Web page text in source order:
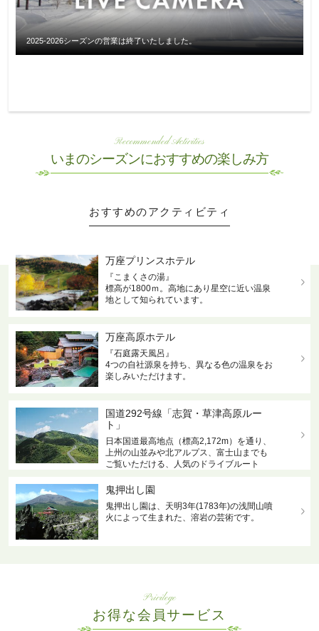
2025-2026シーズンの営業は終了いたしました。
Recommended Activities
いまのシーズンにおすすめの楽しみ方
おすすめのアクティビティ
万座プリンスホテル
『こまくさの湯』
標高が1800ｍ。高地にあり星空に近い温泉
地として知られています。
万座高原ホテル
『石庭露天風呂』
4つの自社源泉を持ち、異なる色の温泉をお
楽しみいただけます。
国道292号線「志賀・草津高原ルー
ト」
日本国道最高地点（標高2,172m）を通り、
上州の山並みや北アルプス、富士山までも
ご覧いただける、人気のドライブルート
鬼押出し園
鬼押出し園は、天明3年(1783年)の浅間山噴
火によって生まれた、溶岩の芸術です。
Privilege
お得な会員サービス